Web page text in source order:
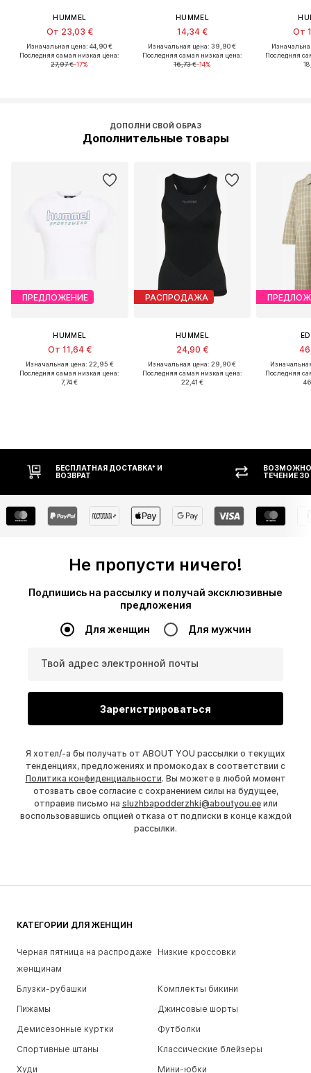
HUMMEL
От 23,03 €
Изначальная цена: 44,90 €
Последняя самая низкая цена:
27,97 €-17%
HUMMEL
14,34 €
Изначальная цена: 39,90 €
Последняя самая низкая цена:
16,73 €-14%
От
Последняя
ДОПОЛНИ СВОЙ ОБРАЗ
Дополнительные товары
ПРЕДЛОЖЕНИЕ
HUMMEL
От 11,64 €
Изначальная цена: 22,95 €
Последняя самая низкая цена:
7,74 €
РАСПРОДАЖА
HUMMEL
24,90 €
Изначальная цена: 29,90 €
Последняя самая низкая цена:
22,41 €
Последняя
ВОЗМОЖНОСТЬ ВОЗВРАТА В
ТЕЧЕНИЕ 30 ДНЕЙ
Не пропусти ничего!
Подпишись на рассылку и получай эксклюзивные
предложения
Для женщин Для мужчин
Твой адрес электронной почты
Зарегистрироваться
Я хотел/-а бы получать от ABOUT YOU рассылки о текущих
тенденциях, предложениях и промокодах в соответствии с
Политика конфиденциальности. Вы можете в любой момент
отозвать свое согласие с сохранением силы на будущее,
отправив письмо на sluzhbapodderzhki@aboutyou.eeили
воспользовавшись опцией отказа от подписки в конце каждой
рассылки.
КАТЕГОРИИ ДЛЯ ЖЕНЩИН
Черная пятница на распродаже
женщинам
Низкие кроссовки
Блузки-рубашки
Комплекты бикини
Пижамы
Джинсовые шорты
Демисезонные куртки
Футболки
Спортивные штаны
Классические блейзеры
Худи
Мини-юбки